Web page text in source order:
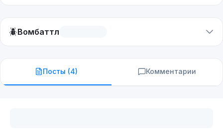
🪲Вомбаттл
Посты (4) Комментарии